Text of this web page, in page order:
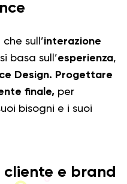
sull’interazione
basa sull’esperienza,
Design. Progettare
finale, per
bisogni e i suoi
e brand